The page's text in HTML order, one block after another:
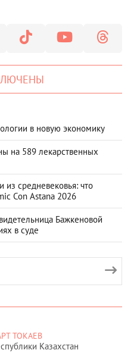
в новую экономику
на 589 лекарственных
средневековья: что
Con Astana 2026
Бажкеновой
в суде
ТОКАЕВ
Казахстан